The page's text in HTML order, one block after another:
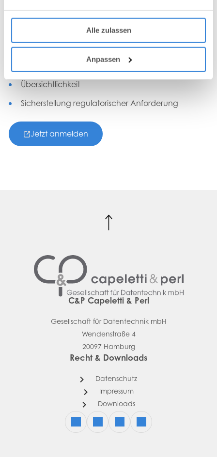
Alle zulassen
Anpassen
Vorteile mit ELO Contract:
Reduzierter Aufwand & erhöhte Effizienz
Zugriffsrechte & Rollenverwaltung
Übersichtlichkeit
Sicherstellung regulatorischer Anforderung
Jetzt anmelden
C&P Capeletti & Perl
Gesellschaft für Datentechnik mbH
Wendenstraße 4
20097 Hamburg
Recht & Downloads
Datenschutz
Impressum
Downloads